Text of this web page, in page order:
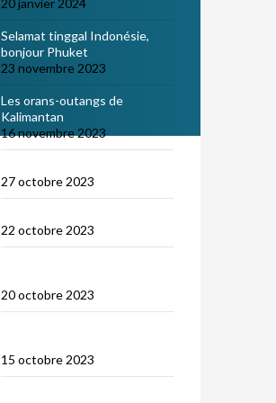
20 janvier 2024
Selamat tinggal Indonésie,
bonjour Phuket
23 novembre 2023
Les orans-outangs de
Kalimantan
16 novembre 2023
27 octobre 2023
22 octobre 2023
20 octobre 2023
15 octobre 2023